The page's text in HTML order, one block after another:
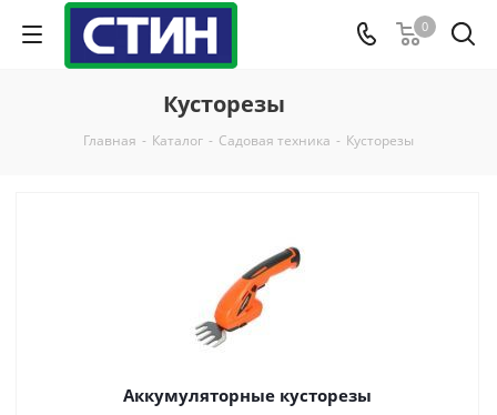
0
Кусторезы
Главная - Каталог - Садовая техника - Кусторезы
Аккумуляторные кусторезы